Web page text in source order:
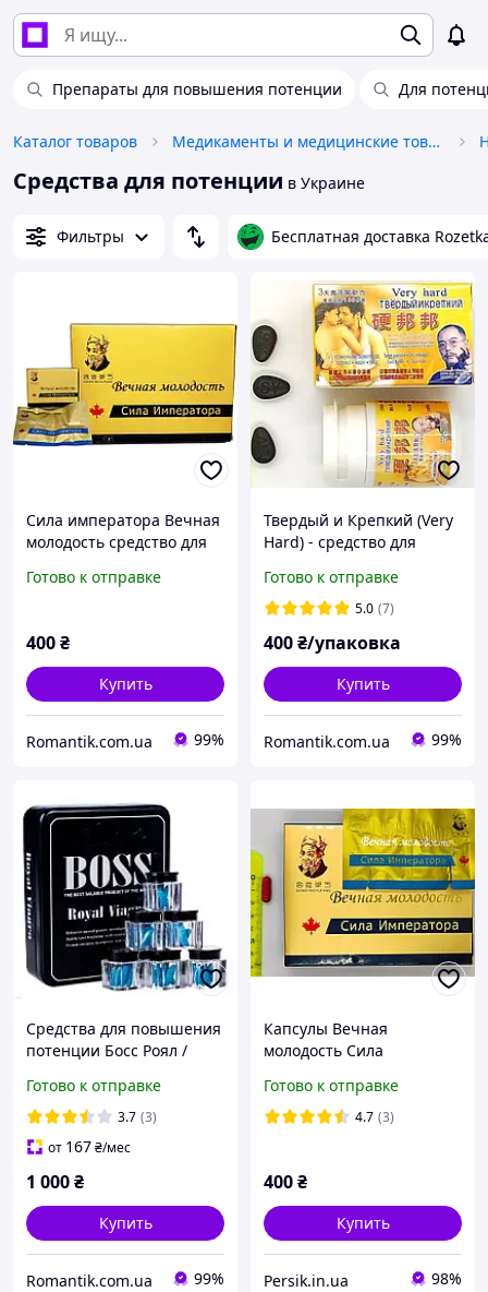
Препараты для повышения потенции Для
Каталог товаров Медикаменты и медицинские товары
Средства для потенции в Украине
Фильтры Бесплатная доставка
Сила императора Вечная
молодость средство для
Готово к отправке
400₴
Купить
Romantik.com.ua 99%
Твердый и Крепкий (Very
Hard) - средство для
Готово к отправке
5.0 (7)
400₴/упаковка
Купить
Romantik.com.ua 99%
Средства для повышения
потенции Босс Роял /
Готово к отправке
3.7 (3)
от 167₴/мес
1 000₴
Купить
Romantik.com.ua 99%
Капсулы Вечная
молодость Сила
Готово к отправке
4.7 (3)
400₴
Купить
Persik.in.ua 98%